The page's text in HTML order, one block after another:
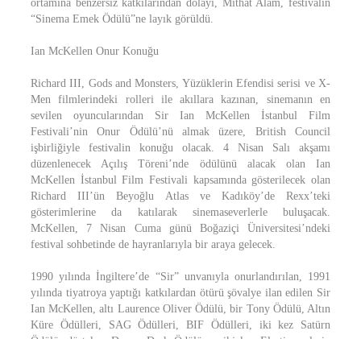
ortamına benzersiz katkılarından dolayı, Mithat Alam, festivalin
“Sinema Emek Ödülü”ne layık görüldü.
Ian McKellen Onur Konuğu
Richard III, Gods and Monsters, Yüzüklerin Efendisi serisi ve X-
Men filmlerindeki rolleri ile akıllara kazınan, sinemanın en
sevilen oyuncularından Sir Ian McKellen İstanbul Film
Festivali’nin Onur Ödülü’nü almak üzere, British Council
işbirliğiyle festivalin konuğu olacak. 4 Nisan Salı akşamı
düzenlenecek Açılış Töreni’nde ödülünü alacak olan Ian
McKellen İstanbul Film Festivali kapsamında gösterilecek olan
Richard III’ün Beyoğlu Atlas ve Kadıköy’de Rexx’teki
gösterimlerine da katılarak sinemaseverlerle buluşacak.
McKellen, 7 Nisan Cuma günü Boğaziçi Üniversitesi’ndeki
festival sohbetinde de hayranlarıyla bir araya gelecek.
1990 yılında İngiltere’de “Sir” unvanıyla onurlandırılan, 1991
yılında tiyatroya yaptığı katkılardan ötürü şövalye ilan edilen Sir
Ian McKellen, altı Laurence Oliver Ödülü, bir Tony Ödülü, Altın
Küre Ödülleri, SAG Ödülleri, BIF Ödülleri, iki kez Satürn